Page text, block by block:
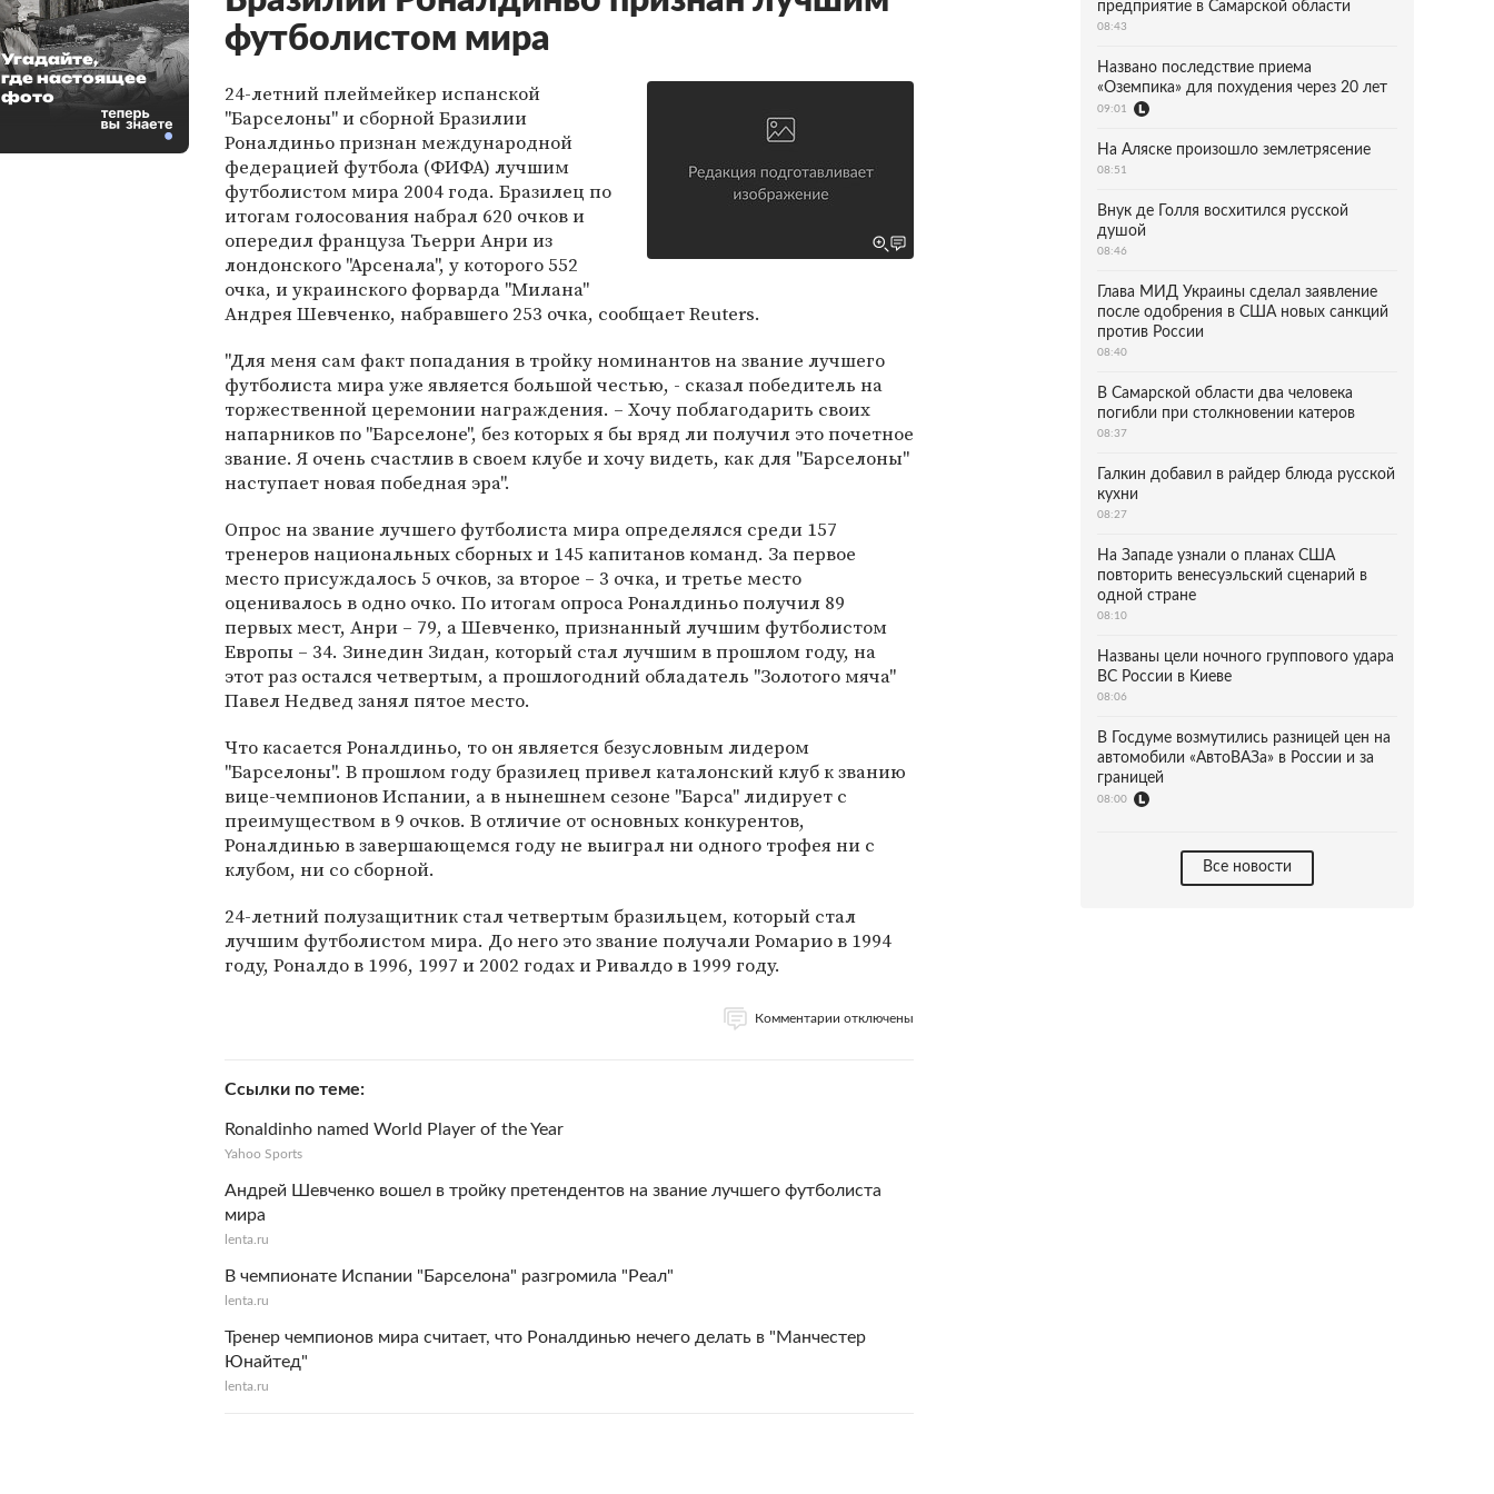
футболистом мира
24-летний плеймейкер испанской
"Барселоны" и сборной Бразилии
Роналдиньо признан международной
федерацией футбола (ФИФА) лучшим
футболистом мира 2004 года. Бразилец по
итогам голосования набрал 620 очков и
опередил француза Тьерри Анри из
лондонского "Арсенала", у которого 552
очка, и украинского форварда "Милана"
Андрея Шевченко, набравшего 253 очка, сообщает Reuters.
"Для меня сам факт попадания в тройку номинантов на звание лучшего
футболиста мира уже является большой честью, - сказал победитель на
торжественной церемонии награждения. – Хочу поблагодарить своих
напарников по "Барселоне", без которых я бы вряд ли получил это почетное
звание. Я очень счастлив в своем клубе и хочу видеть, как для "Барселоны"
наступает новая победная эра".
Опрос на звание лучшего футболиста мира определялся среди 157
тренеров национальных сборных и 145 капитанов команд. За первое
место присуждалось 5 очков, за второе – 3 очка, и третье место
оценивалось в одно очко. По итогам опроса Роналдиньо получил 89
первых мест, Анри – 79, а Шевченко, признанный лучшим футболистом
Европы – 34. Зинедин Зидан, который стал лучшим в прошлом году, на
этот раз остался четвертым, а прошлогодний обладатель "Золотого мяча"
Павел Недвед занял пятое место.
Что касается Роналдиньо, то он является безусловным лидером
"Барселоны". В прошлом году бразилец привел каталонский клуб к званию
вице-чемпионов Испании, а в нынешнем сезоне "Барса" лидирует с
преимуществом в 9 очков. В отличие от основных конкурентов,
Роналдинью в завершающемся году не выиграл ни одного трофея ни с
клубом, ни со сборной.
24-летний полузащитник стал четвертым бразильцем, который стал
лучшим футболистом мира. До него это звание получали Ромарио в 1994
году, Роналдо в 1996, 1997 и 2002 годах и Ривалдо в 1999 году.
Комментарии отключены
Ссылки по теме
Ronaldinho named World Player of the Year
Yahoo Sports
Андрей Шевченко вошел в тройку претендентов на звание лучшего футболиста
мира
lenta.ru
В чемпионате Испании "Барселона" разгромила "Реал"
lenta.ru
Тренер чемпионов мира считает, что Роналдинью нечего делать в "Манчестер
Юнайтед"
lenta.ru
Угадайте,
где настоящее
фото
предприятие в Самарской области
08:43
Названо последствие приема
«Оземпика» для похудения через 20 лет
09:01
На Аляске произошло землетрясение
08:51
Внук де Голля восхитился русской
душой
08:46
Глава МИД Украины сделал заявление
после одобрения в США новых санкций
против России
08:40
В Самарской области два человека
погибли при столкновении катеров
08:37
Галкин добавил в райдер блюда русской
кухни
08:27
На Западе узнали о планах США
повторить венесуэльский сценарий в
одной стране
08:10
Названы цели ночного группового удара
ВС России в Киеве
08:06
В Госдуме возмутились разницей цен на
автомобили «АвтоВАЗа» в России и за
границей
08:00
Все новости